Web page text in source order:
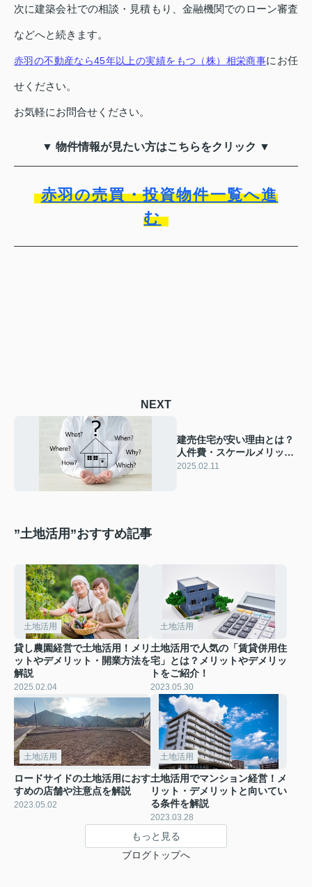
次に建築会社での相談・見積もり、金融機関でのローン審査
などへと続きます。
赤羽の不動産なら45年以上の実績をもつ（株）相栄商事にお任
せください。
お気軽にお問合せください。
▼ 物件情報が見たい方はこちらをクリック ▼
赤羽の売買・投資物件一覧へ進
む
NEXT
建売住宅が安い理由とは？
人件費・スケールメリッ
ト・その他の理由を紹介
2025.02.11
”土地活用”おすすめ記事
土地活用
貸し農園経営で土地活用！メリ
ットやデメリット・開業方法を
解説
2025.02.04
土地活用
土地活用で人気の「賃貸併用住
宅」とは？メリットやデメリッ
トをご紹介！
2023.05.30
土地活用
ロードサイドの土地活用におす
すめの店舗や注意点を解説
2023.05.02
土地活用
土地活用でマンション経営！メ
リット・デメリットと向いてい
る条件を解説
2023.03.28
もっと見る
ブログトップへ